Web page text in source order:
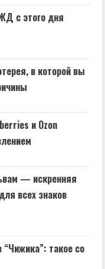
с этого дня
в которой вы
и Ozon
— искренняя
всех знаков
такое со